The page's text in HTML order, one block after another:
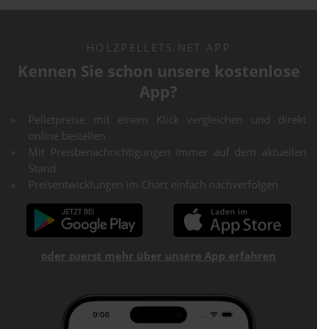
HOLZPELLETS.NET APP
Kennen Sie schon unsere kostenlose
App?
Pelletpreise mit einem Klick vergleichen und direkt
online bestellen
Mit Preisbenachrichtigungen immer auf dem aktuellen
Stand
Preisentwicklungen im Chart einfach nachverfolgen
oder zuerst mehr über unsere App erfahren